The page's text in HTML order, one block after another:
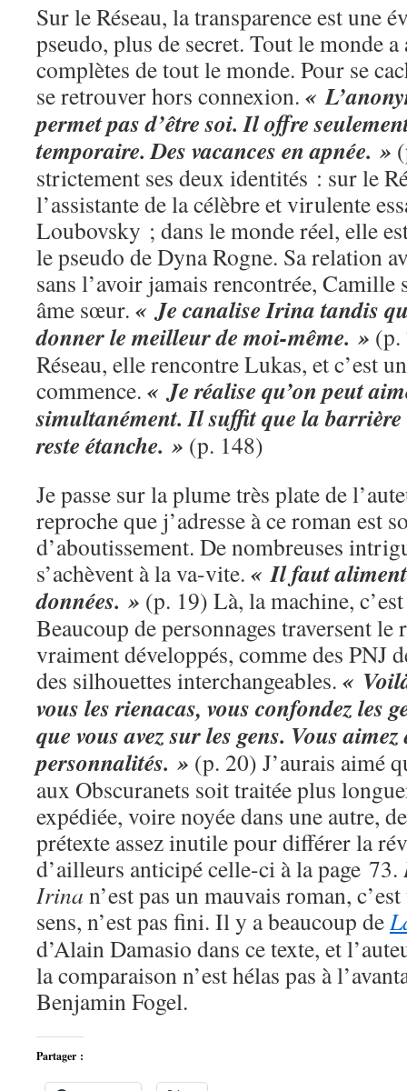
Sur le Réseau, la transparence est une
pseudo, plus de secret. Tout le monde a
complètes de tout le monde. Pour se
se retrouver hors connexion. «
permet pas d’être soi. Il offre
temporaire. Des vacances en apnée. »
strictement ses deux identités : sur le
l’assistante de la célèbre et virulente
Loubovsky ; dans le monde réel, elle
le pseudo de Dyna Rogne. Sa relation
sans l’avoir jamais rencontrée, Camille
âme sœur. « Je canalise Irina tandis
donner le meilleur de moi-même. » (p.
Réseau, elle rencontre Lukas, et c’est
commence. « Je réalise qu’on peut
simultanément. Il suffit que la barrière
reste étanche. » (p. 148)
Je passe sur la plume très plate de
reproche que j’adresse à ce roman est
d’aboutissement. De nombreuses
s’achèvent à la va-vite. « Il faut
données. » (p. 19) Là, la machine,
Beaucoup de personnages traversent le
vraiment développés, comme des PNJ
des silhouettes interchangeables. «
vous les rienacas, vous confondez les
que vous avez sur les gens. Vous
personnalités. » (p. 20) J’aurais aimé
aux Obscuranets soit traitée plus
expédiée, voire noyée dans une autre,
prétexte assez inutile pour différer la
d’ailleurs anticipé celle-ci à la page 73.
Irina n’est pas un mauvais roman,
sens, n’est pas fini. Il y a beaucoup de
d’Alain Damasio dans ce texte, et
la comparaison n’est hélas pas à
Benjamin Fogel.
Partager :